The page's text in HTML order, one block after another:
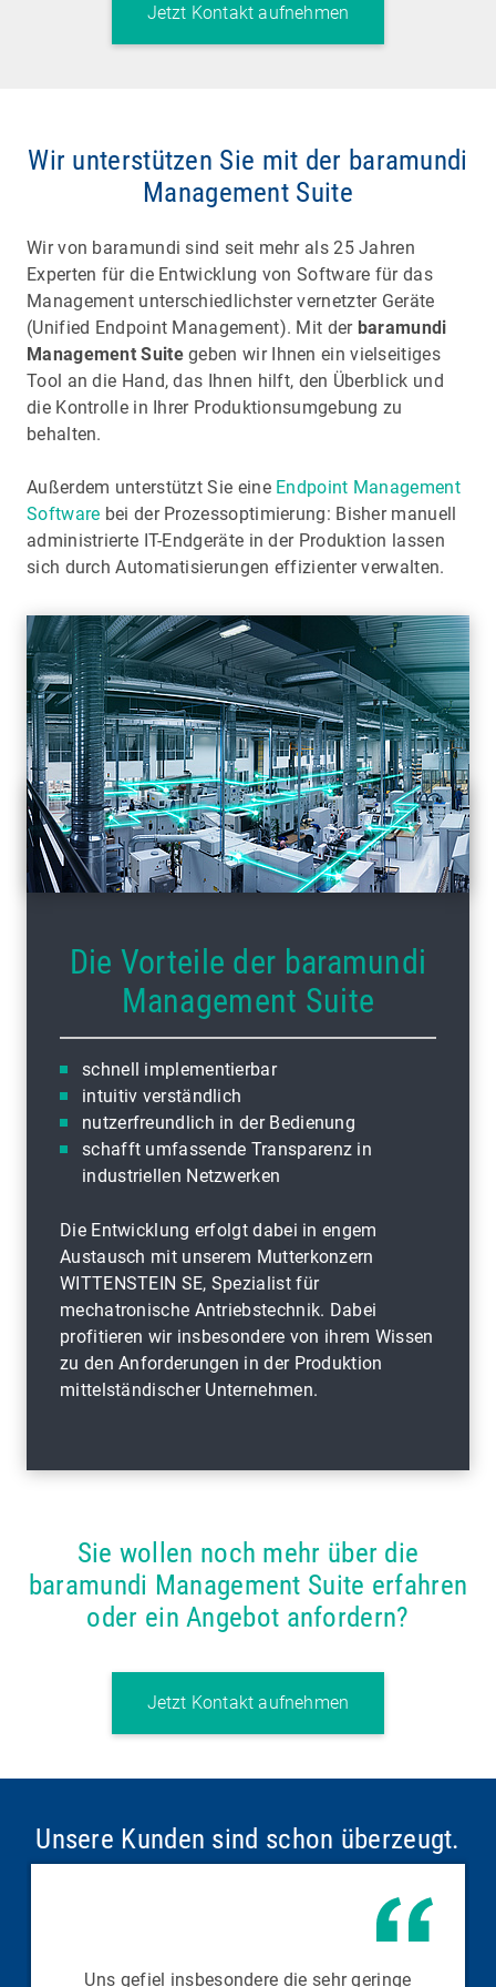
Jetzt Kontakt aufnehmen
Wir unterstützen Sie mit der baramundi
Management Suite
Wir von baramundi sind seit mehr als 25 Jahren
Experten für die Entwicklung von Software für das
Management unterschiedlichster vernetzter Geräte
(Unified Endpoint Management). Mit der baramundi
Management Suitegeben wir Ihnen ein vielseitiges
Tool an die Hand, das Ihnen hilft, den Überblick und
die Kontrolle in Ihrer Produktionsumgebung zu
behalten.
Außerdem unterstützt Sie eine Endpoint Management
Software bei der Prozessoptimierung: Bisher manuell
administrierte IT-Endgeräte in der Produktion lassen
sich durch Automatisierungen effizienter verwalten.
Die Vorteile der baramundi
Management Suite
schnell implementierbar
intuitiv verständlich
nutzerfreundlich in der Bedienung
schafft umfassende Transparenz in
industriellen Netzwerken
Die Entwicklung erfolgt dabei in engem
Austausch mit unserem Mutterkonzern
WITTENSTEIN SE, Spezialist für
mechatronische Antriebstechnik. Dabei
profitieren wir insbesondere von ihrem Wissen
zu den Anforderungen in der Produktion
mittelständischer Unternehmen.
Sie wollen noch mehr über die
baramundi Management Suite erfahren
oder ein Angebot anfordern?
Jetzt Kontakt aufnehmen
Unsere Kunden sind schon überzeugt.
Uns gefiel insbesondere die sehr geringe